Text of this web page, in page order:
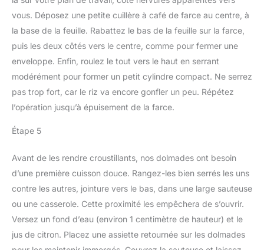
vous. Déposez une petite cuillère à café de farce au centre, à
la base de la feuille. Rabattez le bas de la feuille sur la farce,
puis les deux côtés vers le centre, comme pour fermer une
enveloppe. Enfin, roulez le tout vers le haut en serrant
modérément pour former un petit cylindre compact. Ne serrez
pas trop fort, car le riz va encore gonfler un peu. Répétez
l’opération jusqu’à épuisement de la farce.
Étape 5
Avant de les rendre croustillants, nos dolmades ont besoin
d’une première cuisson douce. Rangez-les bien serrés les uns
contre les autres, jointure vers le bas, dans une large sauteuse
ou une casserole. Cette proximité les empêchera de s’ouvrir.
Versez un fond d’eau (environ 1 centimètre de hauteur) et le
jus de citron. Placez une assiette retournée sur les dolmades